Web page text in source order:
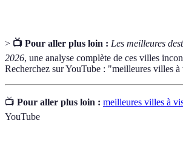
> 📺 Pour aller plus loin : Les meilleures
2026, une analyse complète de ces villes
Recherchez sur YouTube : "meilleures villes
📺 Pour aller plus loin : meilleures villes à
YouTube